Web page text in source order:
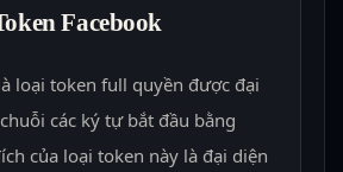
Facebook
loại token full quyền được đại
các ký tự bắt đầu bằng
của loại token này là đại diện